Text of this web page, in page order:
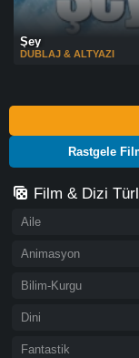
Şey
DUBLAJ & ALTYAZI
Rastgele
Film & Dizi
Aile
Animasyon
Bilim-Kurgu
Dini
Fantastik